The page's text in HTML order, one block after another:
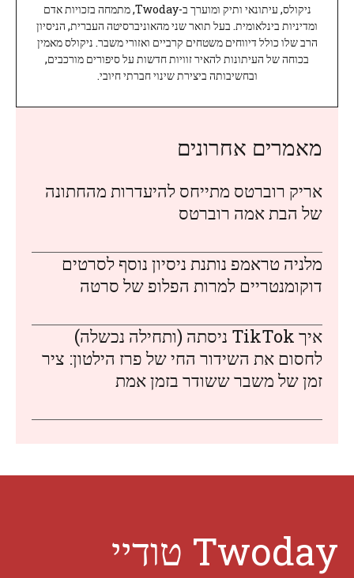
ניקולס, עיתונאי ותיק ומוערך ב-Twoday, מתמחה בזכויות אדם
ומדיניות בינלאומית. בעל תואר שני מהאוניברסיטה העברית, הניסיון
הרב שלו כולל דיווחים משטחים קרביים ואזורי משבר. ניקולס מאמין
בכוחה של העיתונות להאיר זוויות חדשות על סיפורים מורכבים,
ובחשיבותה ביצירת שינוי חברתי חיובי.
מאמרים אחרונים
אריק רוברטס מתייחס להיעדרות מהחתונה
של הבת אמה רוברטס
מלניה טראמפ נותנת ניסיון נוסף לסרטים
דוקומנטריים למרות הפלופ של סרטה
איך TikTok ניסתה (ותחילה נכשלה)
לחסום את השידור החי של פרז הילטון: ציר
זמן של משבר ששודר בזמן אמת
Twoday טודיי